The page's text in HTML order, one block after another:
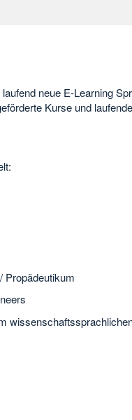
neue E-Learning
Kurse und
Propädeutikum